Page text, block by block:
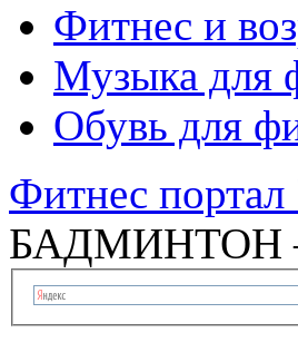
Фитнес и
Музыка для
Обувь для
Фитнес
БАДМИНТОН